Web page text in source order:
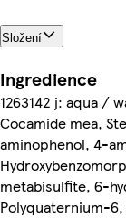
Složení
Ingredience
1263142 j: aqua /
Cocamide mea,
aminophenol, 4-
metabisulfite, 6-
Polyquaternium-